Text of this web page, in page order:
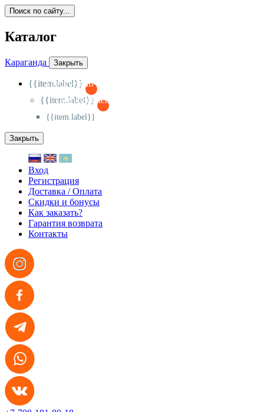
Поиск по сайту...
Каталог
Караганда Закрыть
{{item.label}}
{{activeItem==item.id?'-
{{item.label}}
{{activeSubitem==item.id?'-
{{item.label}}
Закрыть
Вход
Регистрация
Доставка / Оплата
Скидки и бонусы
Как заказать?
Гарантия возврата
Контакты